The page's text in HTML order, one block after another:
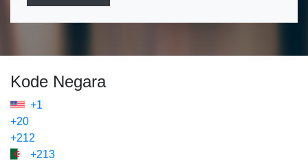
Kode Negara
+1
+20
+212
+213